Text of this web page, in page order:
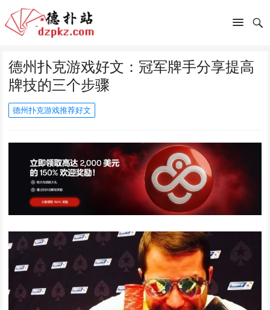
德州扑克游戏好文：冠军牌手分享提高
牌技的三个步骤
德州扑克游戏推荐好文